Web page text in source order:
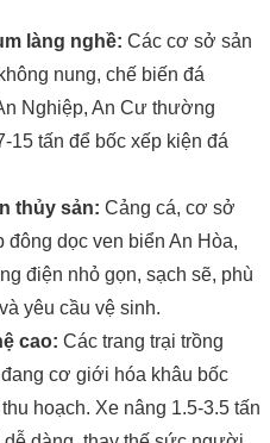
làng nghề: Các cơ sở sản
nung, chế biến đá
Nghiệp, An Cư thường
15 tấn để bốc xếp kiện đá
thủy sản: Cảng cá, cơ sở
đông dọc ven biển An Hòa,
điện nhỏ gọn, sạch sẽ, phù
yêu cầu vệ sinh.
cao: Các trang trại trồng
cơ giới hóa khâu bốc
hoạch. Xe nâng 1.5-3.5 tấn